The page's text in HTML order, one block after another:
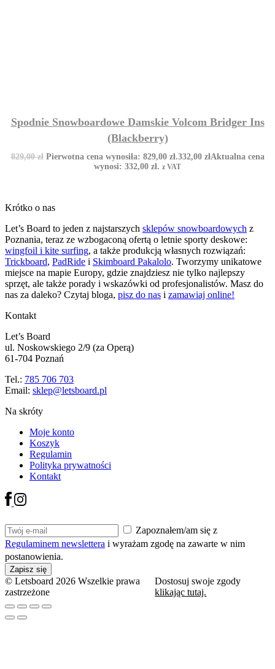
Spodnie Snowboardowe Damskie Volcom Bridger Ins
(Blackberry)
829,00zł Pierwotna cena wynosiła: 829,00 zł.332,00 złAktualna cena
wynosi: 332,00 zł. z VAT
Krótko o nas
Let’s Board to jeden z najstarszych sklepów snowboardowych z
Poznania, teraz ze wzbogaconą ofertą o letnie sporty deskowe:
wingfoil i kite surfing, a także produkcją własnych rozwiązań:
Trickboard, PadRide i Skimboard Pakalolo. Tworzymy unikatowe
miejsce na mapie Europy, gdzie znajdziesz nie tylko najlepszy
sprzęt, ale także porady i wskazówki od profesjonalistów. Masz do
nas za daleko? Czytaj bloga, pisz do nas i zamawiaj online!
Kontakt
Let’s Board
ul. Noskowskiego 2/9 (za Operą)
61-704 Poznań
Tel.: 785 706 703
Email: sklep@letsboard.pl
Na skróty
Moje konto
Koszyk
Regulamin
Polityka prywatności
Kontakt
Zapoznałem/am się z
Regulaminem newslettera i wyrażam zgodę na zawarte w nim
postanowienia.
© Letsboard 2026 Wszelkie prawa
zastrzeżone
Dostosuj swoje zgody
klikając tutaj.